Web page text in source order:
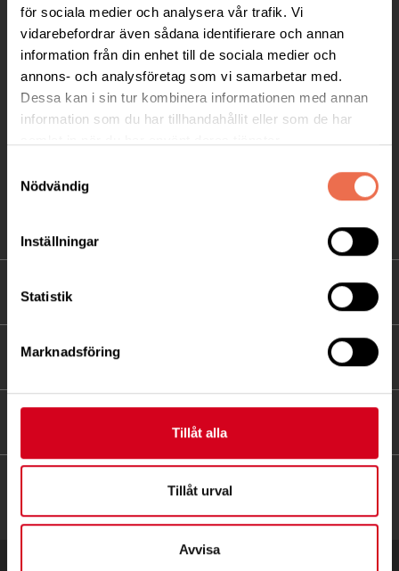
för sociala medier och analysera vår trafik. Vi
vidarebefordrar även sådana identifierare och annan
information från din enhet till de sociala medier och
annons- och analysföretag som vi samarbetar med.
Dessa kan i sin tur kombinera informationen med annan
information som du har tillhandahållit eller som de har
Nödvändig
Inställningar
Statistik
Marknadsföring
Tillåt alla
Tillåt urval
Avvisa
Postadress:
Box 4086
171 04 Solna
info@neuro.se
PG 90 10 07-5 | BG 901-0075 | Swishgåva 90 100
FÖRDJUPNING
FÖR MEDLEMMAR